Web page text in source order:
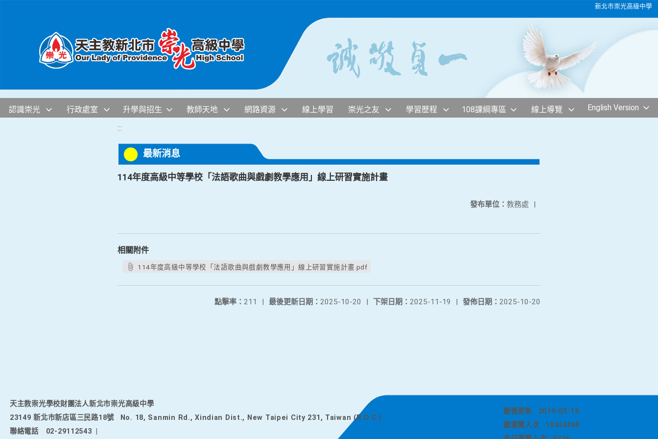
新北市崇光高級中學
認識崇光 行政處室 升學與招生 教師天地 網路資源 線上學習 崇光之友 學習歷程 108課綱專區 線上導覽 English Version
:::
最新消息
114年度高級中等學校「法語歌曲與戲劇教學應用」線上研習實施計畫
發布單位： 教務處 |
相關附件
114年度高級中等學校「法語歌曲與戲劇教學應用」線上研習實施計畫.pdf
發佈日期： 2025-10-20
下架日期： 2025-11-19 |
最後更新日期： 2025-10-20 |
點擊率： 211 |
天主教崇光學校財團法人新北市崇光高級中學
23149 新北市新店區三民路18號
No. 18, Sanmin Rd., Xindian Dist., New Taipei City 231, Taiwan (R.O.C.)
聯絡電話
02-29112543
最後更新
2019-05-15
總瀏覽人次
10363868